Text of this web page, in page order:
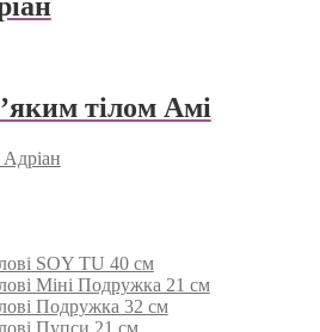
тілом Амі
SOY TU 40 см
Міні Подружка 21 см
Подружка 32 см
Пупси 21 см